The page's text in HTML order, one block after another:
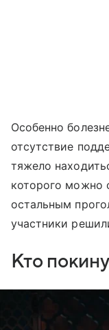
Особенно
отсутствие
тяжело
которого можно
остальным
участники
Кто